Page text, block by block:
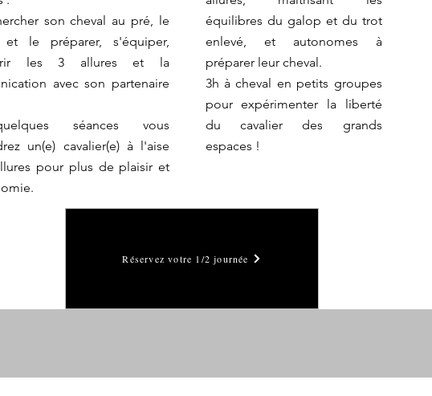
son cheval au pré, le
et le préparer, s'équiper,
les 3 allures et la
avec son partenaire
séances vous
un(e) cavalier(e) à l'aise
pour plus de plaisir et
équilibres du galop et du trot
enlevé, et autonomes à
préparer leur cheval.
3h à cheval en petits groupes
pour expérimenter la liberté
du cavalier des grands
espaces !
Réservez votre 1/2 journée